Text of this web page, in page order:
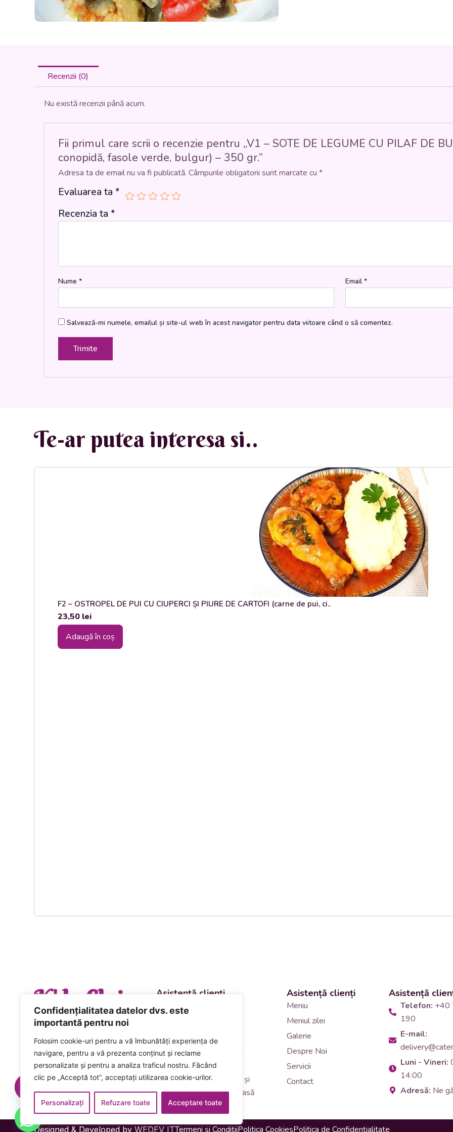
Confidențialitatea datelor dvs. este
importantă pentru noi
Folosim cookie-uri pentru a vă îmbunătăți experiența de
navigare, pentru a vă prezenta conținut și reclame
personalizate și pentru a analiza traficul nostru. Făcând
clic pe „Acceptă tot”, acceptați utilizarea cookie-urilor.
Personalizați Refuzare toate Acceptare toate
Recenzii (0)
Nu există recenzii până acum.
Fii primul care scrii o recenzie pentru „V1 – SOTE DE LEGUME CU PILAF DE
conopidă, fasole verde, bulgur) – 350 gr.”
Adresa ta de email nu va fi publicată. Câmpurile obligatorii sunt marcate cu *
Evaluarea ta *
Recenzia ta *
Nume * Email*
Salvează-mi numele, emailul și site-ul web în acest navigator pentru data viitoare când o să comentez.
Te-ar putea interesa si..
F2 – OSTROPEL DE PUI CU CIUPERCI ȘI PIURE DE CARTOFI (carne de pui, ci..
23,50 lei
Adaugă în coș
K' la Cluj Asistență clienți
Departament vânzări și
Comenzi și livrări catering
+40 746 223 190
Acceptăm plata numerar și
card inclusiv carduri de masă
Asistență clienți
Meniu
Meniul zilei
Galerie
Despre Noi
Servicii
Contact
Asistență
Telefon: +40
190
E-mail:
Luni - Vineri:
14:00
Adresă: Ne
Designed & Developed byWEDEV ITTermeni și CondițiiPolitica CookiesPolitica de Confidențialitate